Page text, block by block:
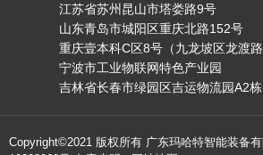
江苏省苏州昆山市塔娄路9号
山东青岛市城阳区重庆北路152号
重庆壹本科C区8号（九龙坡区龙渡路
宁波市工业物联网特色产业园
吉林省长春市绿园区吉运物流园A2
Copyright©2021 版权所有 广东玛哈特智能装备有